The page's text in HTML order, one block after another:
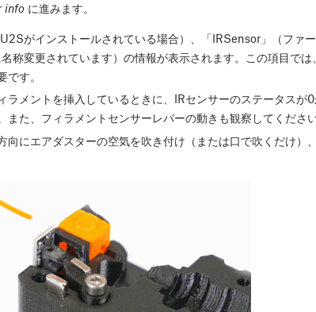
info に進みます。
がインストールされている場合）、「IRSensor」（ファ
称変更されています）の情報が表示されます。この項目では、
す。
ラメントを挿入しているときに、IRセンサーのステータスが
また、フィラメントセンサーレバーの動きも観察してください
向にエアダスターの空気を吹き付け（または口で吹くだけ）